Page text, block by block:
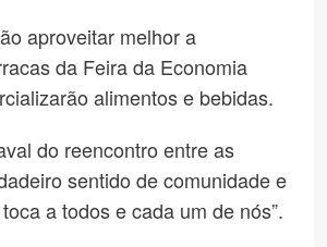
aproveitar melhor a
da Feira da Economia
alimentos e bebidas.
do reencontro entre as
sentido de comunidade e
a todos e cada um de nós”.